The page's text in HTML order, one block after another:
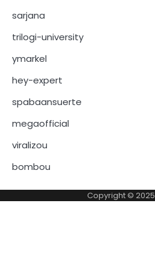
sarjana
trilogi-university
ymarkel
hey-expert
spabaansuerte
megaofficial
viralizou
bombou
Copyright © 2025